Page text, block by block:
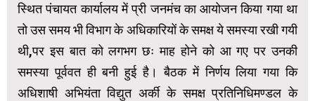
स्थित पंचायत कार्यालय में प्री जनमंच का आयोजन किया गया था
तो उस समय भी विभाग के अधिकारियों के समक्ष ये समस्या रखी गयी
थी,पर इस बात को लगभग छः माह होने को आ गए पर उनकी
समस्या पूर्ववत ही बनी हुई है। बैठक में निर्णय लिया गया कि
अधिशाषी अभियंता विद्युत अर्की के समक्ष प्रतिनिधिमण्डल के